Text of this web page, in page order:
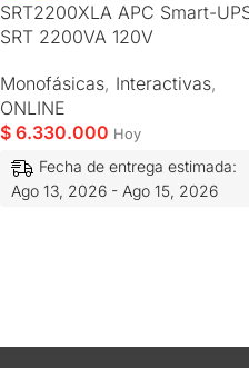
SRT2200XLA APC Smart-
SRT 2200VA 120V
Monofásicas, Interactivas,
ONLINE
$ 6.330.000 Hoy
Fecha de entrega estimada:
Ago 13, 2026 - Ago 15, 2026